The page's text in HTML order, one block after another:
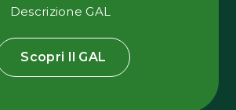
Descrizione GAL
Scopri Il GAL